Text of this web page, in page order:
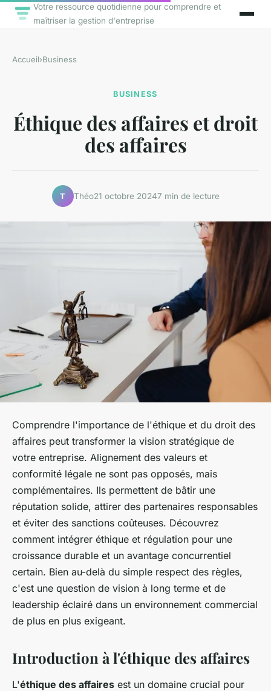
Votre ressource quotidienne pour comprendre et
maîtriser la gestion d'entreprise
Accueil›Business
BUSINESS
Éthique des affaires et droit
des affaires
T Théo21 octobre 20247 min de lecture
Comprendre l'importance de l'éthique et du droit des
affaires peut transformer la vision stratégique de
votre entreprise. Alignement des valeurs et
conformité légale ne sont pas opposés, mais
complémentaires. Ils permettent de bâtir une
réputation solide, attirer des partenaires responsables
et éviter des sanctions coûteuses. Découvrez
comment intégrer éthique et régulation pour une
croissance durable et un avantage concurrentiel
certain. Bien au-delà du simple respect des règles,
c'est une question de vision à long terme et de
leadership éclairé dans un environnement commercial
de plus en plus exigeant.
Introduction à l'éthique des affaires
L'éthique des affaires est un domaine crucial pour